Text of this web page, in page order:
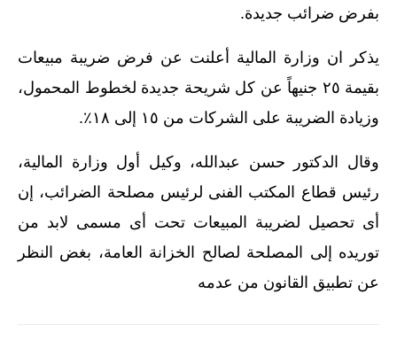
بفرض ضرائب جديدة.
يذكر ان وزارة المالية أعلنت عن فرض ضريبة مبيعات
بقيمة ٢٥ جنيهاً عن كل شريحة جديدة لخطوط المحمول،
وزيادة الضريبة على الشركات من ١٥ إلى ١٨٪.
وقال الدكتور حسن عبدالله، وكيل أول وزارة المالية،
رئيس قطاع المكتب الفنى لرئيس مصلحة الضرائب، إن
أى تحصيل لضريبة المبيعات تحت أى مسمى لابد من
توريده إلى المصلحة لصالح الخزانة العامة، بغض النظر
عن تطبيق القانون من عدمه